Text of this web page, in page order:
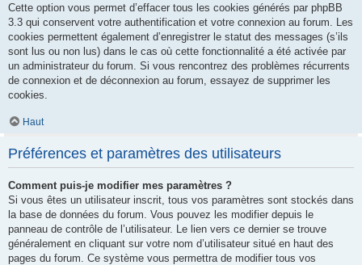
Cette option vous permet d’effacer tous les cookies générés par phpBB
3.3 qui conservent votre authentification et votre connexion au forum. Les
cookies permettent également d’enregistrer le statut des messages (s’ils
sont lus ou non lus) dans le cas où cette fonctionnalité a été activée par
un administrateur du forum. Si vous rencontrez des problèmes récurrents
de connexion et de déconnexion au forum, essayez de supprimer les
cookies.
Haut
Préférences et paramètres des utilisateurs
Comment puis-je modifier mes paramètres ?
Si vous êtes un utilisateur inscrit, tous vos paramètres sont stockés dans
la base de données du forum. Vous pouvez les modifier depuis le
panneau de contrôle de l’utilisateur. Le lien vers ce dernier se trouve
généralement en cliquant sur votre nom d’utilisateur situé en haut des
pages du forum. Ce système vous permettra de modifier tous vos